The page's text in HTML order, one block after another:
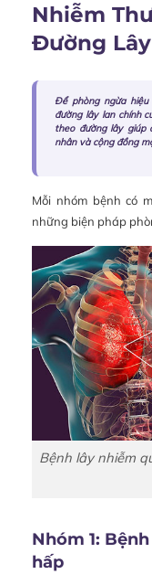
Nhiễm
Đường Lây
Để phòng ngừa
đường lây lan chính
theo đường lây giúp
nhân và cộng đồng
Mỗi nhóm bệnh có
những biện pháp
Bệnh lây nhiễm
Nhóm 1:
hấp